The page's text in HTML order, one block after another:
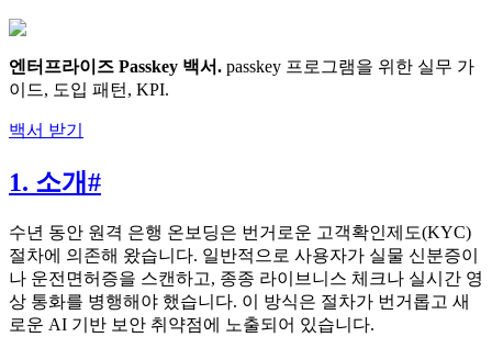
엔터프라이즈 Passkey 백서. passkey 프로그램을 위한 실무 가
이드, 도입 패턴, KPI.
백서 받기
1. 소개#
수년 동안 원격 은행 온보딩은 번거로운 고객확인제도(KYC)
절차에 의존해 왔습니다. 일반적으로 사용자가 실물 신분증이
나 운전면허증을 스캔하고, 종종 라이브니스 체크나 실시간 영
상 통화를 병행해야 했습니다. 이 방식은 절차가 번거롭고 새
로운 AI 기반 보안 취약점에 노출되어 있습니다.